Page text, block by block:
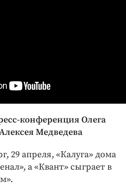
конференция Олега
Медведева
29 апреля, «Калуга» дома
а «Квант» сыграет в